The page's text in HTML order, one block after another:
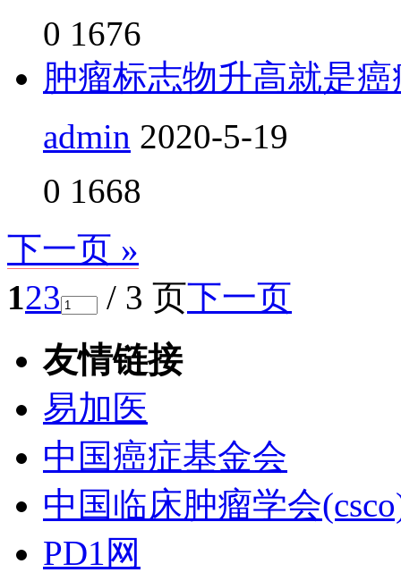
0 1676
肿瘤标志物升高就是癌
admin 2020-5-19
0 1668
下一页 »
123 / 3 页下一页
友情链接
易加医
中国癌症基金会
中国临床肿瘤学会
PD1网